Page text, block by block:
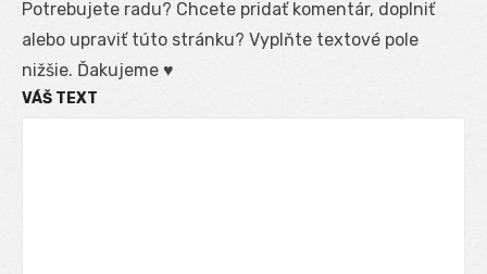
Potrebujete radu? Chcete pridať komentár, doplniť
alebo upraviť túto stránku? Vyplňte textové pole
nižšie. Ďakujeme ♥
VÁŠ TEXT